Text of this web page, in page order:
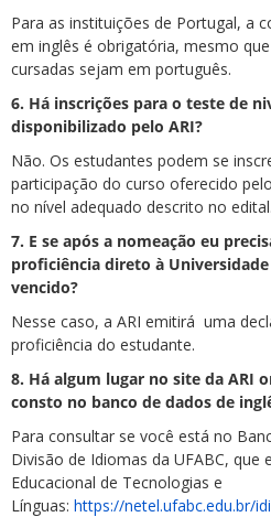
Para as instituições de Portugal, a
em inglês é obrigatória, mesmo
cursadas sejam em português.
6. Há inscrições para o teste de
disponibilizado pelo ARI?
Não. Os estudantes podem se
participação do curso oferecido
no nível adequado descrito no edital.
7. E se após a nomeação eu
proficiência direto à
vencido?
Nesse caso, a ARI emitirá uma
proficiência do estudante.
8. Há algum lugar no site da ARI
consto no banco de dados de
Para consultar se você está no
Divisão de Idiomas da UFABC, que
Educacional de Tecnologias e
Línguas: https://netel.ufabc.edu.br/